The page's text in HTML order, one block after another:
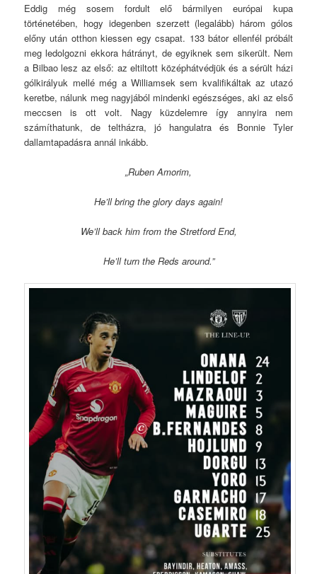
Eddig még sosem fordult elő bármilyen európai kupa
történetében, hogy idegenben szerzett (legalább) három gólos
előny után otthon kiessen egy csapat. 133 bátor ellenfél próbált
meg ledolgozni ekkora hátrányt, de egyiknek sem sikerült. Nem
a Bilbao lesz az első: az eltiltott középhátvédjük és a sérült házi
gólkirályuk mellé még a Williamsek sem kvalifikáltak az utazó
keretbe, nálunk meg nagyjából mindenki egészséges, aki az első
meccsen is ott volt. Nagy küzdelemre így annyira nem
számíthatunk, de teltházra, jó hangulatra és Bonnie Tyler
dallamtapadásra annál inkább.
„Ruben Amorim,
He’ll bring the glory days again!
We’ll back him from the Stretford End,
He’ll turn the Reds around.”